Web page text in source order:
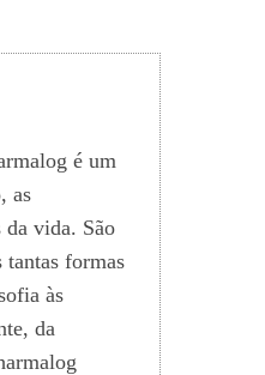
é um
as
da vida. São
tantas formas
às
da